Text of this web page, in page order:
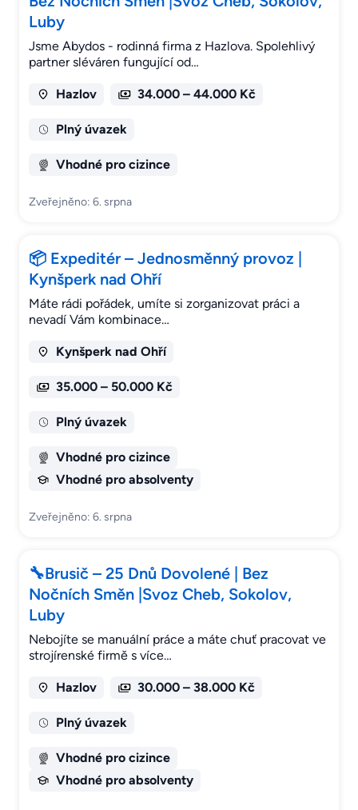
Luby
Jsme Abydos - rodinná firma z Hazlova. Spolehlivý
partner sléváren fungující od…
Hazlov 34.000 – 44.000 Kč
Plný úvazek
Vhodné pro cizince
Zveřejněno: 6. srpna
📦 Expeditér – Jednosměnný provoz |
Kynšperk nad Ohří
Máte rádi pořádek, umíte si zorganizovat práci a
nevadí Vám kombinace…
Kynšperk nad Ohří
35.000 – 50.000 Kč
Plný úvazek
Vhodné pro cizince
Vhodné pro absolventy
Zveřejněno: 6. srpna
🔧Brusič – 25 Dnů Dovolené | Bez
Nočních Směn |Svoz Cheb, Sokolov,
Luby
Nebojíte se manuální práce a máte chuť pracovat ve
strojírenské firmě s více…
Hazlov 30.000 – 38.000 Kč
Plný úvazek
Vhodné pro cizince
Vhodné pro absolventy